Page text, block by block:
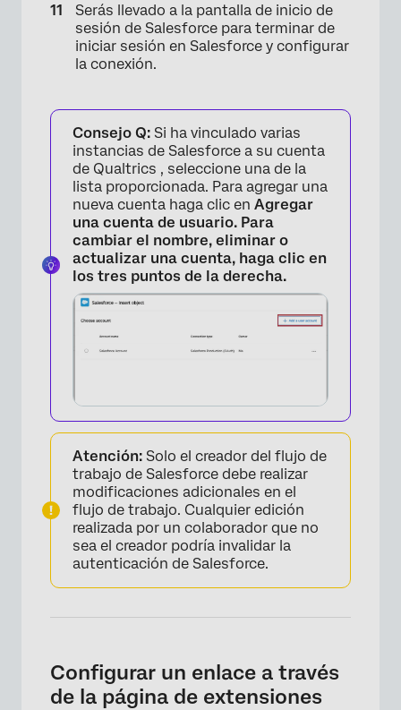
×
Serás llevado a la pantalla de inicio de
sesión de Salesforce para terminar de
iniciar sesión en Salesforce y configurar
la conexión.
Consejo Q: Si ha vinculado varias
instancias de Salesforce a su cuenta
de Qualtrics , seleccione una de la
lista proporcionada. Para agregar una
nueva cuenta haga clic en Agregar
una cuenta de usuario. Para
cambiar el nombre, eliminar o
actualizar una cuenta, haga clic en
los tres puntos de la derecha.
Atención: Solo el creador del flujo de
trabajo de Salesforce debe realizar
modificaciones adicionales en el
flujo de trabajo. Cualquier edición
realizada por un colaborador que no
sea el creador podría invalidar la
autenticación de Salesforce.
Configurar un enlace a través
de la página de extensiones